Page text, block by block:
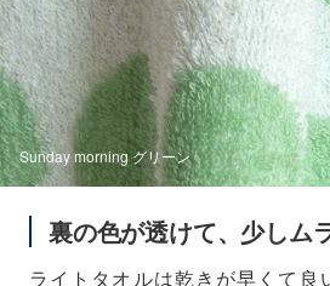
Sunday morning グリーン
裏の色が透けて、少しム
ライトタオルは乾きが早くて